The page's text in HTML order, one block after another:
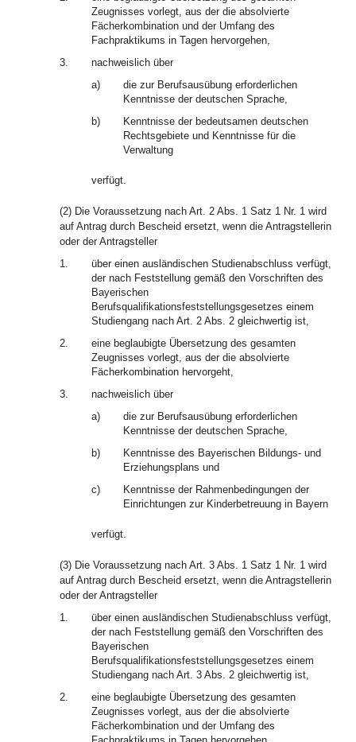
Zeugnisses vorlegt, aus der die absolvierte
Fächerkombination und der Umfang des
Fachpraktikums in Tagen hervorgehen,
3.
nachweislich über
a)
die zur Berufsausübung erforderlichen
Kenntnisse der deutschen Sprache,
b)
Kenntnisse der bedeutsamen deutschen
Rechtsgebiete und Kenntnisse für die
Verwaltung
verfügt.
(2) Die Voraussetzung nach Art. 2 Abs. 1 Satz 1 Nr. 1 wird
auf Antrag durch Bescheid ersetzt, wenn die Antragstellerin
oder der Antragsteller
1.
über einen ausländischen Studienabschluss verfügt,
der nach Feststellung gemäß den Vorschriften des
Bayerischen
Berufsqualifikationsfeststellungsgesetzes einem
Studiengang nach Art. 2 Abs. 2 gleichwertig ist,
2.
eine beglaubigte Übersetzung des gesamten
Zeugnisses vorlegt, aus der die absolvierte
Fächerkombination hervorgeht,
3.
nachweislich über
a)
die zur Berufsausübung erforderlichen
Kenntnisse der deutschen Sprache,
b)
Kenntnisse des Bayerischen Bildungs- und
Erziehungsplans und
c)
Kenntnisse der Rahmenbedingungen der
Einrichtungen zur Kinderbetreuung in Bayern
verfügt.
(3) Die Voraussetzung nach Art. 3 Abs. 1 Satz 1 Nr. 1 wird
auf Antrag durch Bescheid ersetzt, wenn die Antragstellerin
oder der Antragsteller
1.
über einen ausländischen Studienabschluss verfügt,
der nach Feststellung gemäß den Vorschriften des
Bayerischen
Berufsqualifikationsfeststellungsgesetzes einem
Studiengang nach Art. 3 Abs. 2 gleichwertig ist,
2.
eine beglaubigte Übersetzung des gesamten
Zeugnisses vorlegt, aus der die absolvierte
Fächerkombination und der Umfang des